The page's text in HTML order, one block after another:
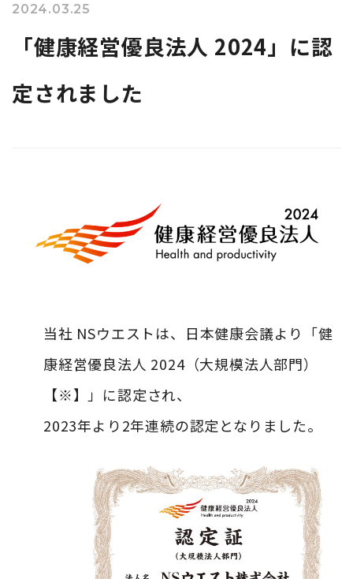
2024.03.25
「健康経営優良法人 2024」に認
定されました
当社 NSウエストは、日本健康会議より「健
康経営優良法人 2024（大規模法人部門）
【※】」に認定され、
2023年より2年連続の認定となりました。